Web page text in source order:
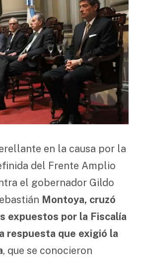
en la causa por la
del Frente Amplio
el gobernador Gildo
Montoya, cruzó
expuestos por la Fiscalía
respuesta que exigió la
, que se conocieron